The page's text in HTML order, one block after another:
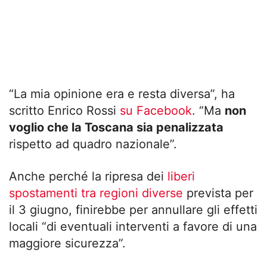
“La mia opinione era e resta diversa”, ha
scritto Enrico Rossi su Facebook. “Ma non
voglio che la Toscana sia penalizzata
rispetto ad quadro nazionale”.
Anche perché la ripresa dei liberi
spostamenti tra regioni diverse prevista per
il 3 giugno, finirebbe per annullare gli effetti
locali “di eventuali interventi a favore di una
maggiore sicurezza”.